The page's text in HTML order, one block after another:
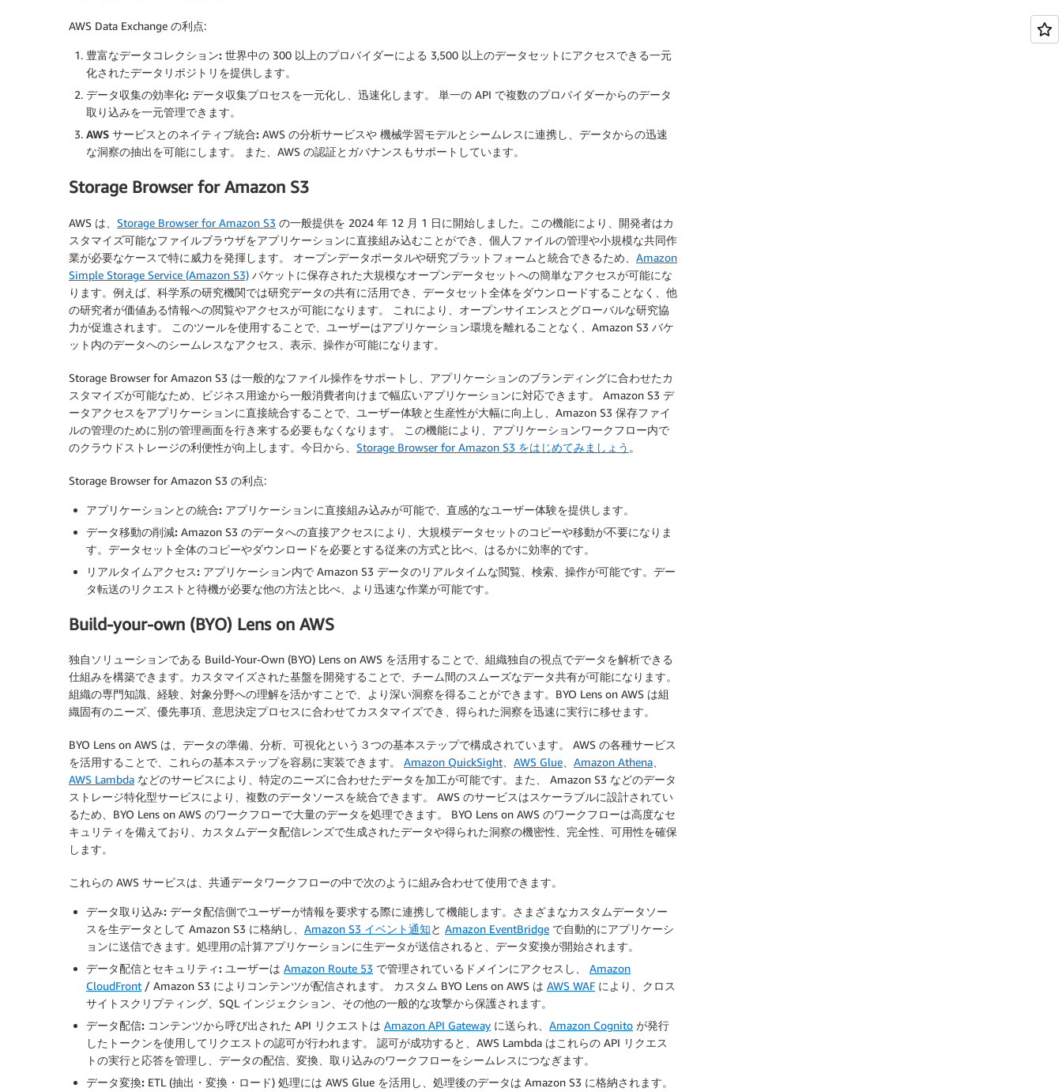
AWS Data Exchange の利点:
豊富なデータコレクション: 世界中の 300 以上のプロバイダーによる 3,500 以上のデータセットにアクセスできる一元
化されたデータリポジトリを提供します。
データ収集の効率化: データ収集プロセスを一元化し、迅速化します。 単一の API で複数のプロバイダーからのデータ
取り込みを一元管理できます。
AWS サービスとのネイティブ統合: AWS の分析サービスや 機械学習モデルとシームレスに連携し、データからの迅速
な洞察の抽出を可能にします。 また、AWS の認証とガバナンスもサポートしています。
Storage Browser for Amazon S3
AWS は、 Storage Browser for Amazon S3 の一般提供を 2024 年 12 月 1 日に開始しました。この機能により、開発者はカ
スタマイズ可能なファイルブラウザをアプリケーションに直接組み込むことができ、個人ファイルの管理や小規模な共同作
業が必要なケースで特に威力を発揮します。 オープンデータポータルや研究プラットフォームと統合できるため、 Amazon
Simple Storage Service (Amazon S3) バケットに保存された大規模なオープンデータセットへの簡単なアクセスが可能にな
ります。例えば、科学系の研究機関では研究データの共有に活用でき、データセット全体をダウンロードすることなく、他
の研究者が価値ある情報への閲覧やアクセスが可能になります。 これにより、オープンサイエンスとグローバルな研究協
力が促進されます。 このツールを使用することで、ユーザーはアプリケーション環境を離れることなく、Amazon S3 バケ
ット内のデータへのシームレスなアクセス、表示、操作が可能になります。
Storage Browser for Amazon S3 は一般的なファイル操作をサポートし、アプリケーションのブランディングに合わせたカ
スタマイズが可能なため、ビジネス用途から一般消費者向けまで幅広いアプリケーションに対応できます。 Amazon S3 デ
ータアクセスをアプリケーションに直接統合することで、ユーザー体験と生産性が大幅に向上し、Amazon S3 保存ファイ
ルの管理のために別の管理画面を行き来する必要もなくなります。 この機能により、アプリケーションワークフロー内で
のクラウドストレージの利便性が向上します。今日から、 Storage Browser for Amazon S3 をはじめてみましょう 。
Storage Browser for Amazon S3 の利点:
アプリケーションとの統合: アプリケーションに直接組み込みが可能で、直感的なユーザー体験を提供します。
データ移動の削減: Amazon S3 のデータへの直接アクセスにより、大規模データセットのコピーや移動が不要になりま
す。データセット全体のコピーやダウンロードを必要とする従来の方式と比べ、はるかに効率的です。
リアルタイムアクセス: アプリケーション内で Amazon S3 データのリアルタイムな閲覧、検索、操作が可能です。デー
タ転送のリクエストと待機が必要な他の方法と比べ、より迅速な作業が可能です。
Build-your-own (BYO) Lens on AWS
独自ソリューションである Build-Your-Own (BYO) Lens on AWS を活用することで、組織独自の視点でデータを解析できる
仕組みを構築できます。カスタマイズされた基盤を開発することで、チーム間のスムーズなデータ共有が可能になります。
組織の専門知識、経験、対象分野への理解を活かすことで、より深い洞察を得ることができます。BYO Lens on AWS は組
織固有のニーズ、優先事項、意思決定プロセスに合わせてカスタマイズでき、得られた洞察を迅速に実行に移せます。
BYO Lens on AWS は、データの準備、分析、可視化という３つの基本ステップで構成されています。 AWS の各種サービス
を活用することで、これらの基本ステップを容易に実装できます。 Amazon QuickSight AWS Glue Amazon Athena
AWS Lambda などのサービスにより、特定のニーズに合わせたデータを加工が可能です。また、 Amazon S3 などのデータ
ストレージ特化型サービスにより、複数のデータソースを統合できます。 AWS のサービスはスケーラブルに設計されてい
るため、BYO Lens on AWS のワークフローで大量のデータを処理できます。 BYO Lens on AWS のワークフローは高度なセ
キュリティを備えており、カスタムデータ配信レンズで生成されたデータや得られた洞察の機密性、完全性、可用性を確保
します。
これらの AWS サービスは、共通データワークフローの中で次のように組み合わせて使用できます。
データ取り込み: データ配信側でユーザーが情報を要求する際に連携して機能します。さまざまなカスタムデータソー
スを生データとして Amazon S3 に格納し、 Amazon S3 イベント通知と Amazon EventBridge で自動的にアプリケーシ
ョンに送信できます。処理用の計算アプリケーションに生データが送信されると、データ変換が開始されます。
データ配信とセキュリティ: ユーザーは Amazon Route 53 で管理されているドメインにアクセスし、 Amazon
CloudFront / Amazon S3 によりコンテンツが配信されます。 カスタム BYO Lens on AWS は AWS WAF により、クロス
サイトスクリプティング、SQL インジェクション、その他の一般的な攻撃から保護されます。
データ配信: コンテンツから呼び出された API リクエストは Amazon API Gateway に送られ、 Amazon Cognito が発行
したトークンを使用してリクエストの認可が行われます。 認可が成功すると、AWS Lambda はこれらの API リクエス
トの実行と応答を管理し、データの配信、変換、取り込みのワークフローをシームレスにつなぎます。
データ変換: ETL (抽出・変換・ロード) 処理には AWS Glue を活用し、処理後のデータは Amazon S3 に格納されます。